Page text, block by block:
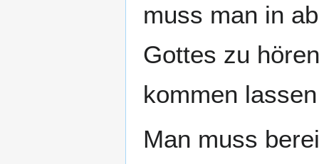
muss man in
Gottes zu
kommen
Man muss